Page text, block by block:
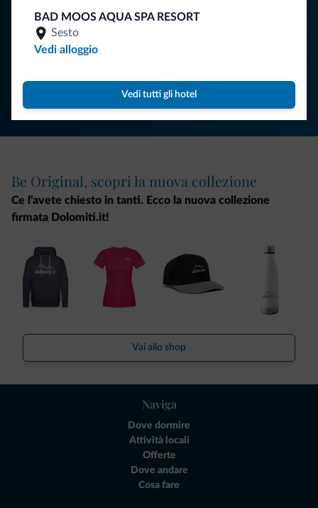
BAD MOOS AQUA SPA RESORT
Sesto
Vedi alloggio
Vedi tutti gli hotel
ISCRIVITI ALLA NEWSLETTER
Be Original, scopri la nuova collezione
Ce l'avete chiesto in tanti. Ecco la nuova collezione
firmata Dolomiti.it!
Vai allo shop
Naviga
Dove dormire
Attività locali
Offerte
Dove andare
Cosa fare